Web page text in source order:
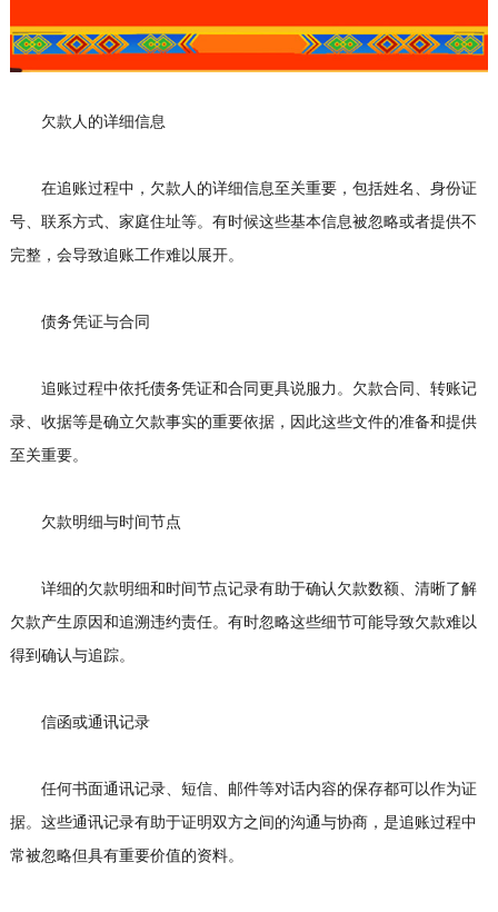
欠款人的详细信息
在追账过程中，欠款人的详细信息至关重要，包括姓名、身份证
号、联系方式、家庭住址等。有时候这些基本信息被忽略或者提供不
完整，会导致追账工作难以展开。
债务凭证与合同
追账过程中依托债务凭证和合同更具说服力。欠款合同、转账记
录、收据等是确立欠款事实的重要依据，因此这些文件的准备和提供
至关重要。
欠款明细与时间节点
详细的欠款明细和时间节点记录有助于确认欠款数额、清晰了解
欠款产生原因和追溯违约责任。有时忽略这些细节可能导致欠款难以
得到确认与追踪。
信函或通讯记录
任何书面通讯记录、短信、邮件等对话内容的保存都可以作为证
据。这些通讯记录有助于证明双方之间的沟通与协商，是追账过程中
常被忽略但具有重要价值的资料。